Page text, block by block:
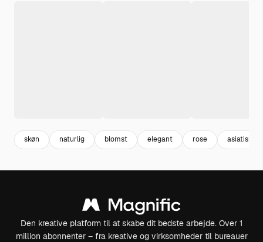
skøn naturlig blomst elegant rose asiatisk
Den kreative platform til at skabe dit bedste arbejde. Over 1
million abonnenter – fra kreative og virksomheder til bureauer